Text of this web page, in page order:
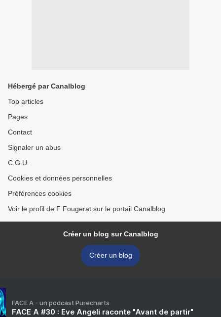
Hébergé par Canalblog
Top articles
Pages
Contact
Signaler un abus
C.G.U.
Cookies et données personnelles
Préférences cookies
Voir le profil de F Fougerat sur le portail Canalblog
Créer un blog sur Canalblog
Créer un blog
FACE A - un podcast Purecharts
FACE A #30 : Eve Angeli raconte "Avant de partir"